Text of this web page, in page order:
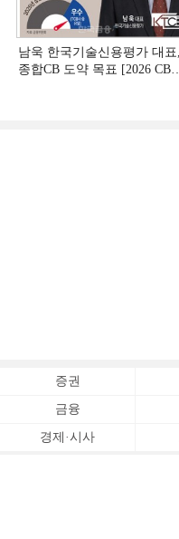
남욱 한국기술신용평가 대표,
종합CB 도약 목표 [2026 CB사
증권
금융
경제·시사